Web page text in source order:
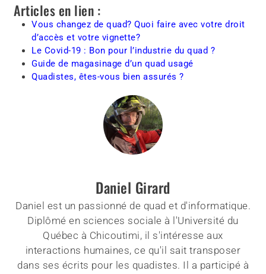
Articles en lien :
Vous changez de quad? Quoi faire avec votre droit
d’accès et votre vignette?
Le Covid-19 : Bon pour l’industrie du quad ?
Guide de magasinage d’un quad usagé
Quadistes, êtes-vous bien assurés ?
Daniel Girard
Daniel est un passionné de quad et d'informatique.
Diplômé en sciences sociale à l'Université du
Québec à Chicoutimi, il s'intéresse aux
interactions humaines, ce qu'il sait transposer
dans ses écrits pour les quadistes. Il a participé à